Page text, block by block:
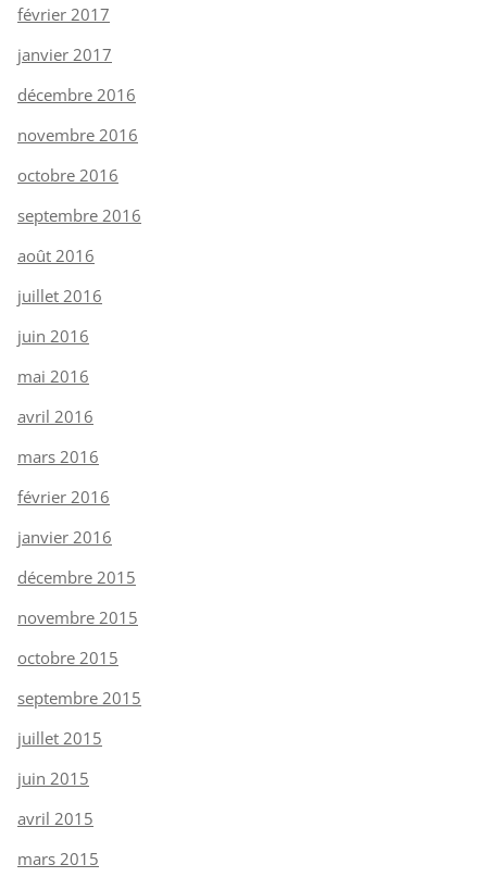
février 2017
janvier 2017
décembre 2016
novembre 2016
octobre 2016
septembre 2016
août 2016
juillet 2016
juin 2016
mai 2016
avril 2016
mars 2016
février 2016
janvier 2016
décembre 2015
novembre 2015
octobre 2015
septembre 2015
juillet 2015
juin 2015
avril 2015
mars 2015